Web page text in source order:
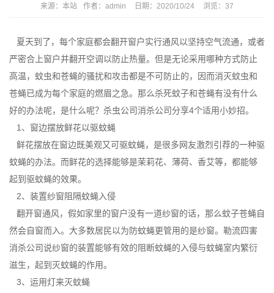
来源： 本站 作者： admin 日期： 2020/10/24 浏览： 37
夏天到了，每个家庭都会翻开窗户实行通风以坚持空气流通，或者
严密合上窗户并翻开空调以防止热量。但是无论采用哪种方式防止
高温，蚊虫和苍蝇的骚扰和攻击都是不可防止的，因而消灭蚊虫和
苍蝇已成为每个家庭的燃眉之急。那么杀死蚊子和苍蝇有没有什么
好的办法呢，是什么呢？杀虫公司消杀公司分享4个适用小妙招。
1、窗边摆放鲜花以驱蚊蝇
鲜花摆放在窗边既美观又可驱蚊蝇，是很多网友激烈引荐的一种驱
蚊蝇的办法。而鲜花的选择能够是茉莉花、薄荷、香艾等，都能够
起到驱蚊蝇的效果。
2、装置纱窗阻隔蚊蝇入侵
翻开窗通风，假如家里的窗户没有一道纱窗的话，那么蚊子苍蝇自
然会自窗而入。大多数居民以为防蚊蝇更管用的是纱窗。 勒流四害
消杀公司说纱窗的装置能够有效的阻断蚊蝇的入侵与蚊蝇室内繁衍
滋生，起到灭蚊蝇的作用。
3、运用灯来灭蚊蝇